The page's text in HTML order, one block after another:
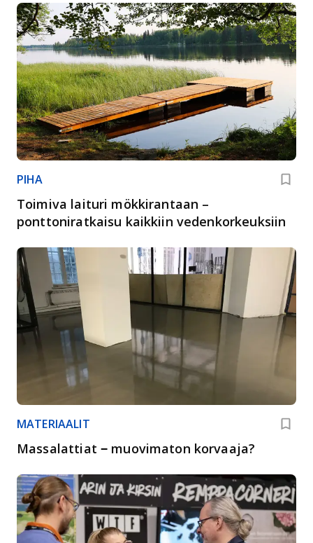
PIHA
Toimiva laituri mökkirantaan –
ponttoniratkaisu kaikkiin vedenkorkeuksiin
MATERIAALIT
Massalattiat ‒ muovimaton korvaaja?